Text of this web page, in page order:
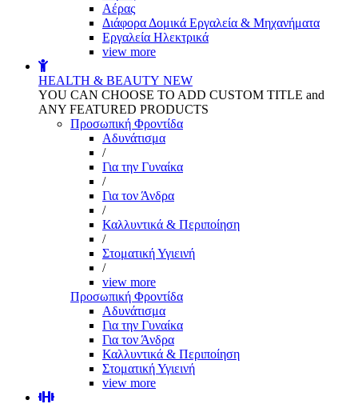
Αέρας
Διάφορα Δομικά Εργαλεία & Μηχανήματα
Εργαλεία Ηλεκτρικά
view more
HEALTH & BEAUTY NEW
YOU CAN CHOOSE TO ADD CUSTOM TITLE and
ANY FEATURED PRODUCTS
Προσωπική Φροντίδα
Αδυνάτισμα
/
Για την Γυναίκα
/
Για τον Άνδρα
/
Καλλυντικά & Περιποίηση
/
Στοματική Υγιεινή
/
view more
Προσωπική Φροντίδα
Αδυνάτισμα
Για την Γυναίκα
Για τον Άνδρα
Καλλυντικά & Περιποίηση
Στοματική Υγιεινή
view more